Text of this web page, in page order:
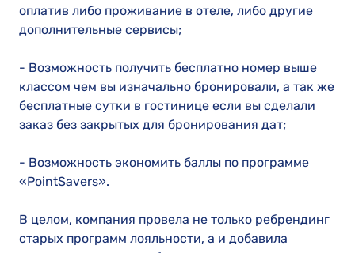
оплатив либо проживание в отеле, либо другие
дополнительные сервисы;
- Возможность получить бесплатно номер выше
классом чем вы изначально бронировали, а так же
бесплатные сутки в гостинице если вы сделали
заказ без закрытых для бронирования дат;
- Возможность экономить баллы по программе
«PointSavers».
В целом, компания провела не только ребрендинг
старых программ лояльности, а и добавила